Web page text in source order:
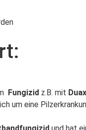
Fungizid z.B. mit
um eine